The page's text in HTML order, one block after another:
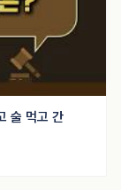
술 먹고 간